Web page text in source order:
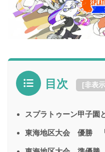
目次 [非表示
スプラトゥーン甲子園
東海地区大会 優勝